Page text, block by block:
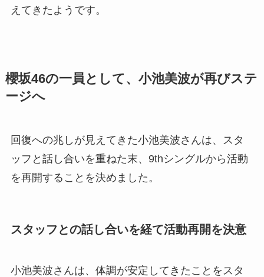
えてきたようです。
櫻坂46の一員として、小池美波が再びステ
ージへ
回復への兆しが見えてきた小池美波さんは、スタ
ッフと話し合いを重ねた末、9thシングルから活動
を再開することを決めました。
スタッフとの話し合いを経て活動再開を決意
小池美波さんは、体調が安定してきたことをスタ